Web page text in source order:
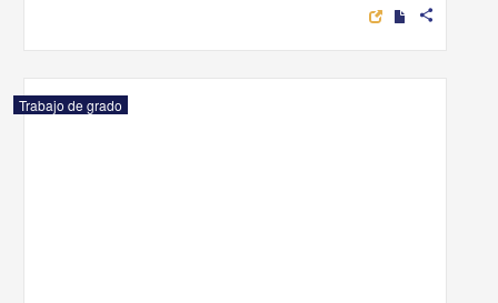
share
Trabajo de grado